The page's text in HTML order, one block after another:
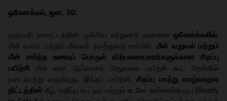
ஒகேனக்கல், ஜன. 30:
தருமபுரி மாவட்டத்தின் முக்கிய சுற்றுலாத் தளமான ஒகேனக்கலில்,
மீன் வளம் மற்றும் மீனவர் நலத்துறை சார்பில்,மீன் வறுவல் மற்றும்
மீன் சார்ந்த உணவுப் பொருள் விற்பனையாளர்களுக்கான சிறப்பு
பயிற்சி மீன் வள ஆய்வாளர் அலுவலக பயிற்சி கூட அரங்கில்
நடைபெற்று வருகிறது. இந்தப் பயிற்சி, சிறப்பு மாற்று வாழ்வாதார
திட்டத்தின் கீழ், மதிப்பு கூட்டிய மற்றும் உடனே உண்ணக்கூடிய (Ready